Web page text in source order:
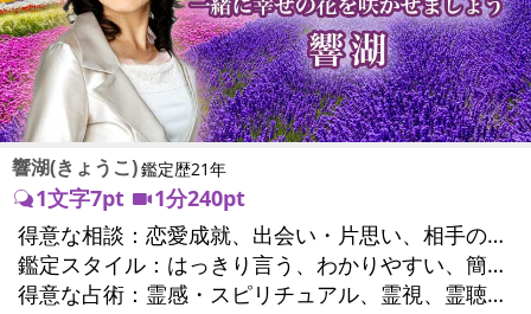
響湖(きょうこ)鑑定歴21年
1文字7pt
1分240pt
得意な相談：
恋愛成就、出会い・片思い、相手の気持ち、相性、結婚、男心・女心、二人の今後、複雑な恋愛、三角関係、不倫、復縁、離婚、同性愛・LGBT、人間関係、職場の人間関係、対人関係、仕事運、適職、転職、進路、就職、人生全般、使命、経営相談、人事、開業、夢、目標、ビジネスチャンス、パワーハラスメント、セクシャルハラスメント、家族関係、夫婦関係、家庭問題、夫婦問題、親族問題、育児・子育て、シングルマザー、ドメスティックバイオレンス、相続関係、美容、精神問題、心の問題、うつ、トラウマ、ストレス、いじめ、人生相談、霊的問題、守護霊様、前世、夢診断、ペットの気持ち、ペットへのヒーリング、パワーストーン選択、引越し・転居、方位、開運指導、健康運、金運、ご近所問題、縁切り
鑑定スタイル：
はっきり言う、わかりやすい、簡潔、的確、納得感、情報量が多い、友達のように相談できる、聞き上手、じっくり聞いてくれる、深く濃厚、実力派
得意な占術：
霊感・スピリチュアル、霊視、霊聴、透視、過去視、前世・来世、波動修正、オーラ、エネルギー調整、チャクラ、ペットの気持ち、タロット、オラクルカード、算命学、風水、姓名判断、九星気学、四柱推命、数秘術、夢診断、人相(顔相)、ダウジング、ルーン、パワーストーン、水晶、ヒーリング、レイキ、カウンセリング、オリジナル占術